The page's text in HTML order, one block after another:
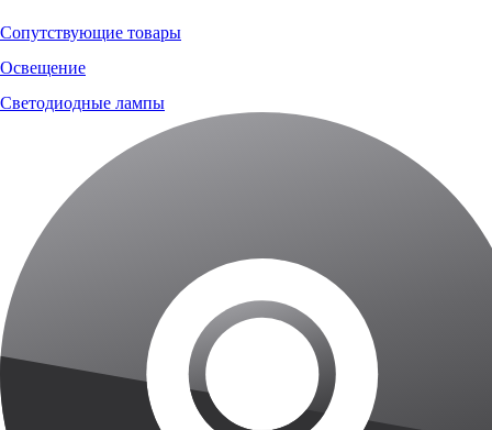
Сопутствующие товары
Освещение
Светодиодные лампы